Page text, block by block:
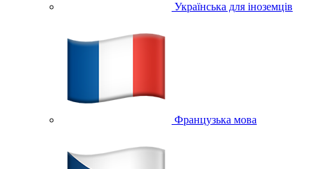
Українська для іноземців
Французька мова